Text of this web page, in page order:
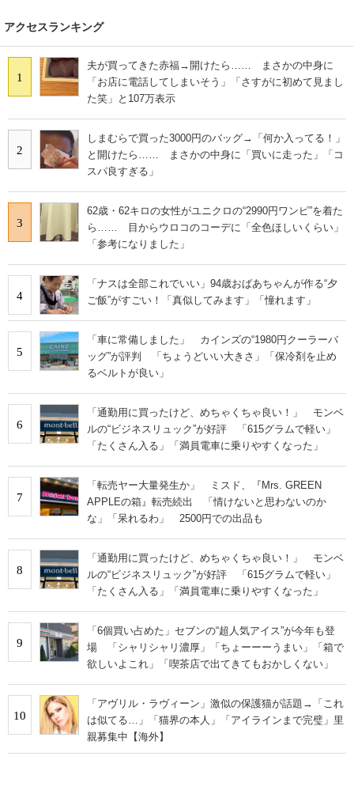
アクセスランキング
1
夫が買ってきた赤福→開けたら…… まさかの中身に
「お店に電話してしまいそう」「さすがに初めて見まし
た笑」と107万表示
2
しまむらで買った3000円のバッグ→「何か入ってる！」
と開けたら…… まさかの中身に「買いに走った」「コ
スパ良すぎる」
3
62歳・62キロの女性がユニクロの“2990円ワンピ”を着た
ら…… 目からウロコのコーデに「全色ほしいくらい」
「参考になりました」
4
「ナスは全部これでいい」94歳おばあちゃんが作る“夕
ご飯”がすごい！「真似してみます」「憧れます」
5
「車に常備しました」 カインズの“1980円クーラーバ
ッグ”が評判 「ちょうどいい大きさ」「保冷剤を止め
るベルトが良い」
6
「通勤用に買ったけど、めちゃくちゃ良い！」 モンベ
ルの“ビジネスリュック”が好評 「615グラムで軽い」
「たくさん入る」「満員電車に乗りやすくなった」
7
「転売ヤー大量発生か」 ミスド、『Mrs. GREEN
APPLEの箱』転売続出 「情けないと思わないのか
な」「呆れるわ」 2500円での出品も
8
「通勤用に買ったけど、めちゃくちゃ良い！」 モンベ
ルの“ビジネスリュック”が好評 「615グラムで軽い」
「たくさん入る」「満員電車に乗りやすくなった」
9
「6個買い占めた」セブンの“超人気アイス”が今年も登
場 「シャリシャリ濃厚」「ちょーーーうまい」「箱で
欲しいよこれ」「喫茶店で出てきてもおかしくない」
10
「アヴリル・ラヴィーン」激似の保護猫が話題→「これ
は似てる…」「猫界の本人」「アイラインまで完璧」里
親募集中【海外】